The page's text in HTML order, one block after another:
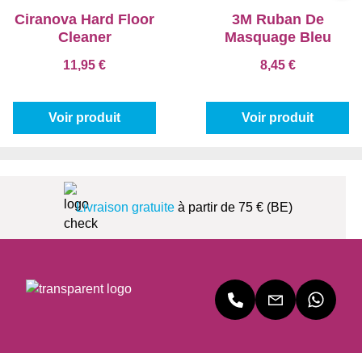
Ciranova Hard Floor
Cleaner
11,95 €
Voir produit
3M Ruban De
Masquage Bleu
8,45 €
Voir produit
Livraison gratuiteà partir de 75 € (BE)